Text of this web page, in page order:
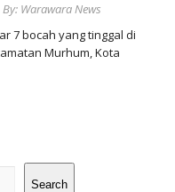
By: Warawara News
7 bocah yang tinggal di
Murhum, Kota
Search